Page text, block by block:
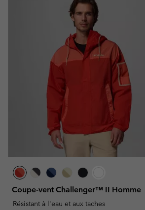
Coupe-vent Challenger™ II Homme
Résistant à l'eau et aux taches